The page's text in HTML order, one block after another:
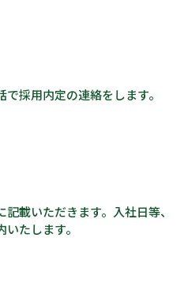
で採用内定の連絡をします。
記載いただきます。入社日等、
たします。